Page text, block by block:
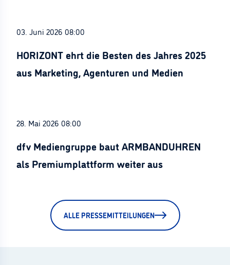
03. Juni 2026 08:00
HORIZONT ehrt die Besten des Jahres 2025
aus Marketing, Agenturen und Medien
28. Mai 2026 08:00
dfv Mediengruppe baut ARMBANDUHREN
als Premiumplattform weiter aus
ALLE PRESSEMITTEILUNGEN